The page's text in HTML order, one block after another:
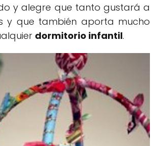
y alegre que tanto gustará a
y que también aporta mucho
dormitorio infantil.